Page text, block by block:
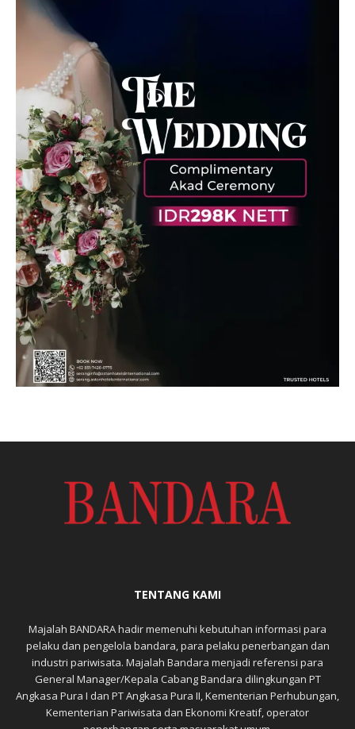
TENTANG KAMI
Majalah BANDARA hadir memenuhi kebutuhan informasi para
pelaku dan pengelola bandara, para pelaku penerbangan dan
industri pariwisata. Majalah Bandara menjadi referensi para
General Manager/Kepala Cabang Bandara dilingkungan PT
Angkasa Pura I dan PT Angkasa Pura II, Kementerian Perhubungan,
Kementerian Pariwisata dan Ekonomi Kreatif, operator